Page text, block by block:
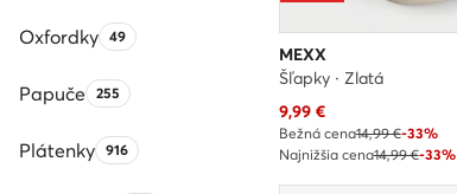
OxfordkyPočet produktov:
49
PapučePočet produktov:
255
PlátenkyPočet produktov:
916
MEXX
Šľapky · Zlatá
Aktuálna cena
9,99€
Bežná cena14,99 €-33%
Najnižšia cena14,99 €-33%